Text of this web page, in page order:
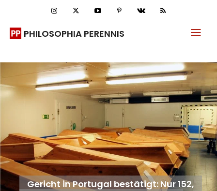
PHILOSOPHIA PERENNIS
Gericht in Portugal bestätigt: Nur 152,